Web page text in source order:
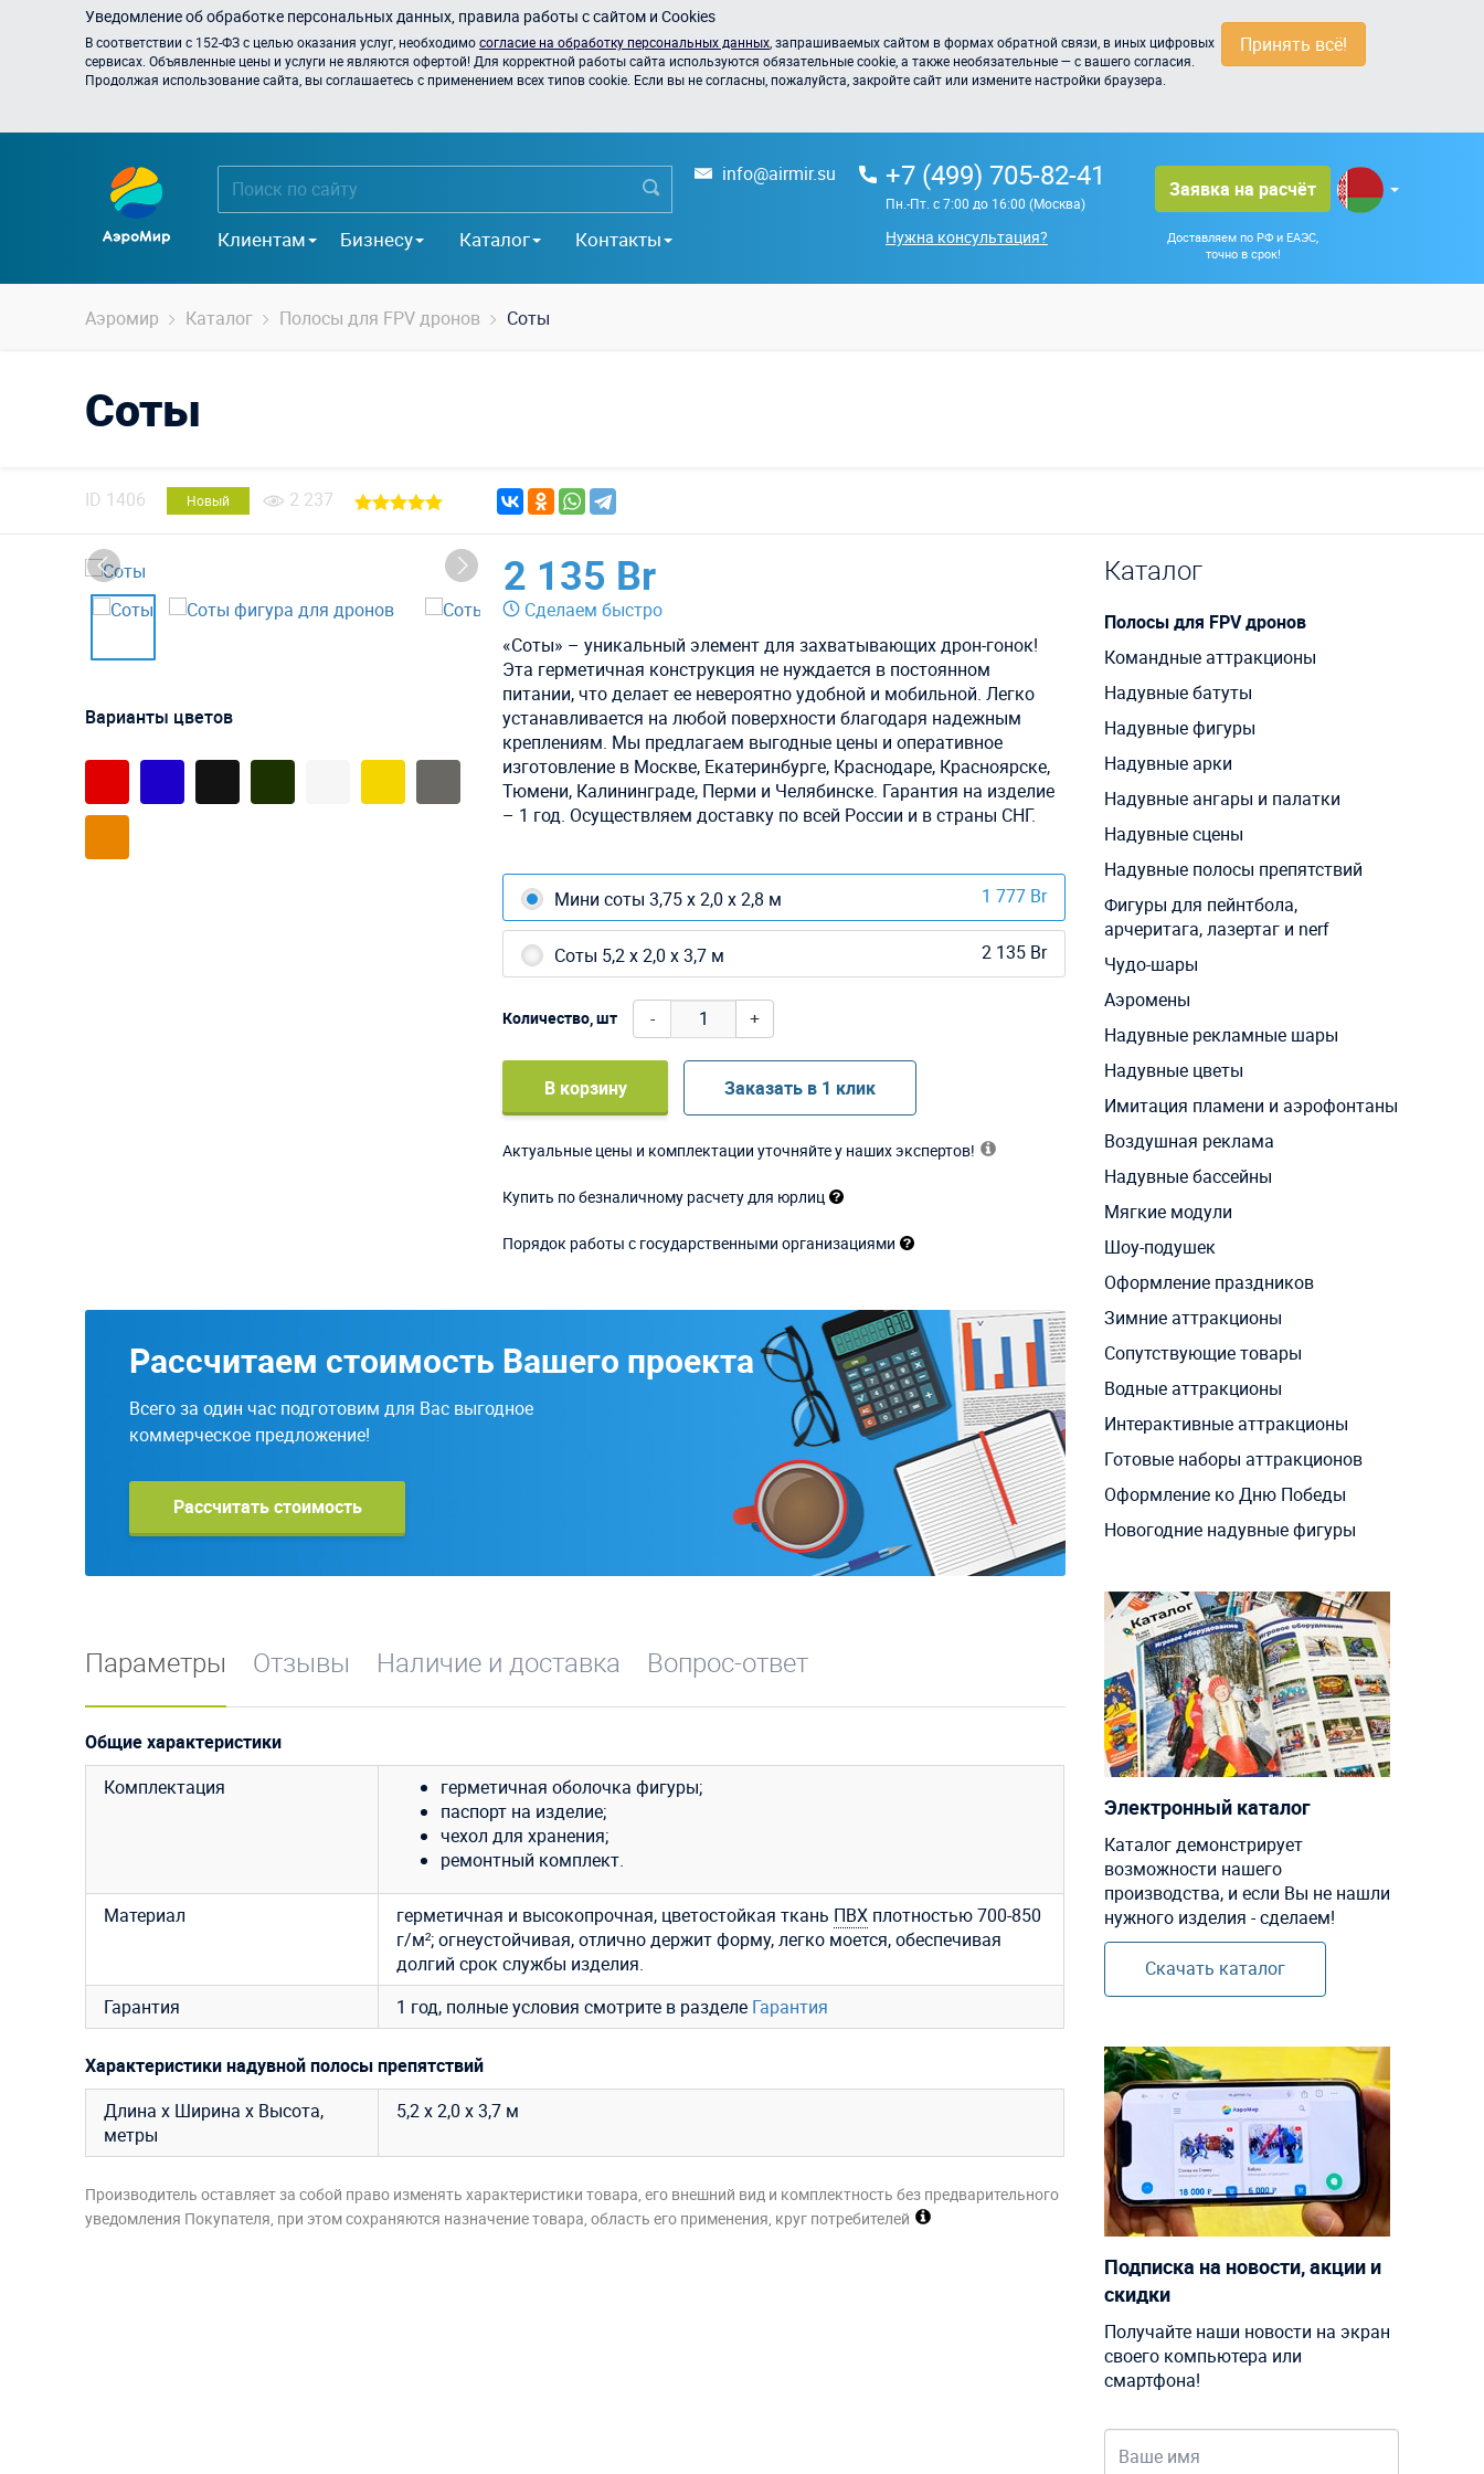
Принять всё!
Уведомление об обработке персональных данных, правила работы с сайтом и Cookies
В соответствии с 152-ФЗ с целью оказания услуг, необходимосогласие на обработку персональных данных , запрашиваемых сайтом в формах обратной связи, в иных цифровых
сервисах. Объявленные цены и услуги не являются офертой! Для корректной работы сайта используются обязательные cookie, а также необязательные — с вашего согласия.
Продолжая использование сайта, вы соглашаетесь с применением всех типов cookie. Если вы не согласны, пожалуйста, закройте сайт или измените настройки браузера.
Клиентам Бизнесу Каталог Контакты
info@airmir.su +7 (499) 705-82-41
Пн.-Пт. с 7:00 до 16:00 (Москва)
Нужна консультация?
Заявка на расчёт
Доставляем по РФ и ЕАЭС,
точно в срок!
Аэромир Каталог Полосы для FPV дронов Соты
Соты
ID 1406 Новый 2 237
Варианты цветов
2 135 Br
Сделаем быстро
«Соты» – уникальный элемент для захватывающих дрон-гонок!
Эта герметичная конструкция не нуждается в постоянном
питании, что делает ее невероятно удобной и мобильной. Легко
устанавливается на любой поверхности благодаря надежным
креплениям. Мы предлагаем выгодные цены и оперативное
изготовление в Москве, Екатеринбурге, Краснодаре, Красноярске,
Тюмени, Калининграде, Перми и Челябинске. Гарантия на изделие
– 1 год. Осуществляем доставку по всей России и в страны СНГ.
Мини соты 3,75 х 2,0 х 2,8 м 1 777 Br
Соты 5,2 х 2,0 х 3,7 м 2 135 Br
Количество, шт - +
В корзину Заказать в 1 клик
Актуальные цены и комплектации уточняйте у наших экспертов!
Купить по безналичному расчету для юрлиц
Порядок работы с государственными организациями
Рассчитаем стоимость Вашего проекта
Всего за один час подготовим для Вас выгодное
коммерческое предложение!
Рассчитать стоимость
Параметры Отзывы Наличие и доставка Вопрос-ответ
Общие характеристики
Комплектация
герметичная оболочка фигуры;
паспорт на изделие;
чехол для хранения;
ремонтный комплект.
Материал герметичная и высокопрочная, цветостойкая ткань ПВХ плотностью 700-850
г/м²; огнеустойчивая, отлично держит форму, легко моется, обеспечивая
долгий срок службы изделия.
Гарантия
1 год, полные условия смотрите в разделе Гарантия
Характеристики надувной полосы препятствий
Длина х Ширина х Высота,
метры
5,2 х 2,0 х 3,7 м
Производитель оставляет за собой право изменять характеристики товара, его внешний вид и комплектность без предварительного
уведомления Покупателя, при этом сохраняются назначение товара, область его применения, круг потребителей
Каталог
Полосы для FPV дронов
Командные аттракционы
Надувные батуты
Надувные фигуры
Надувные арки
Надувные ангары и палатки
Надувные сцены
Надувные полосы препятствий
Фигуры для пейнтбола,
арчеритага, лазертаг и nerf
Чудо-шары
Аэромены
Надувные рекламные шары
Надувные цветы
Имитация пламени и аэрофонтаны
Воздушная реклама
Надувные бассейны
Мягкие модули
Шоу-подушек
Оформление праздников
Зимние аттракционы
Сопутствующие товары
Водные аттракционы
Интерактивные аттракционы
Готовые наборы аттракционов
Оформление ко Дню Победы
Новогодние надувные фигуры
Электронный каталог
Каталог демонстрирует
возможности нашего
производства, и если Вы не нашли
нужного изделия - сделаем!
Скачать каталог
Подписка на новости, акции и
скидки
Получайте наши новости на экран
своего компьютера или
смартфона!